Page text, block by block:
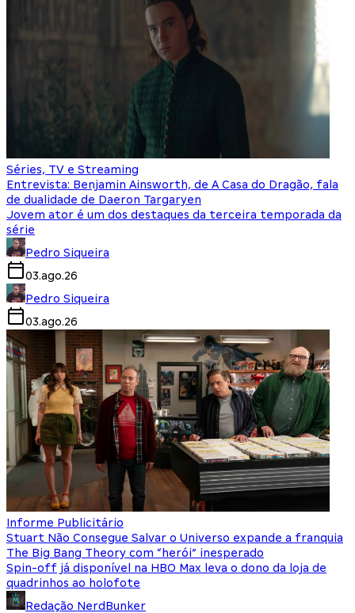
Séries, TV e Streaming
Entrevista: Benjamin Ainsworth, de A Casa do Dragão, fala
de dualidade de Daeron Targaryen
Jovem ator é um dos destaques da terceira temporada da
série
Pedro Siqueira
03.ago.26
Pedro Siqueira
03.ago.26
Informe Publicitário
Stuart Não Consegue Salvar o Universo expande a franquia
The Big Bang Theory com “herói” inesperado
Spin-off já disponível na HBO Max leva o dono da loja de
quadrinhos ao holofote
Redação NerdBunker